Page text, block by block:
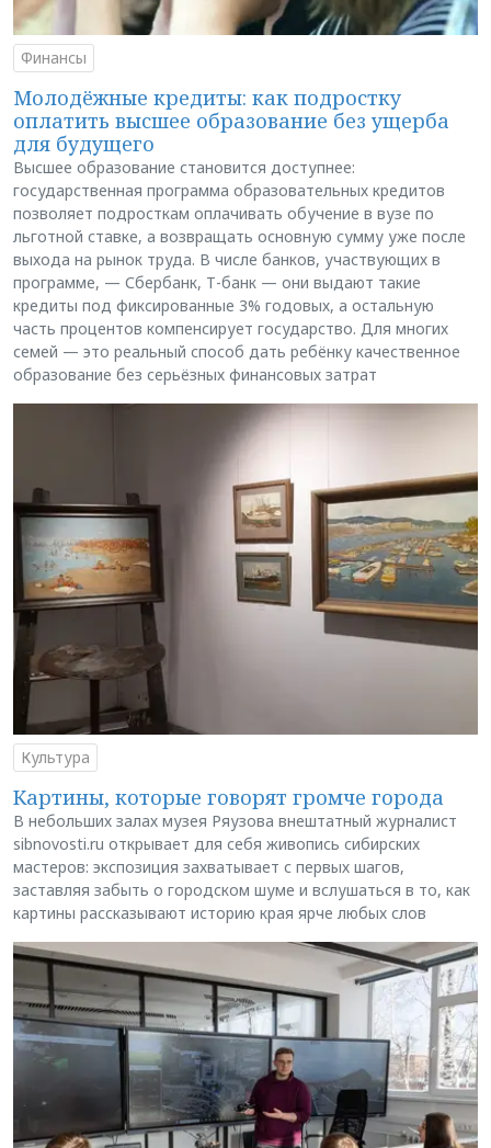
Финансы
Молодёжные кредиты: как подростку
оплатить высшее образование без ущерба
для будущего
Высшее образование становится доступнее:
государственная программа образовательных кредитов
позволяет подросткам оплачивать обучение в вузе по
льготной ставке, а возвращать основную сумму уже после
выхода на рынок труда. В числе банков, участвующих в
программе, — Сбербанк, Т-банк — они выдают такие
кредиты под фиксированные 3% годовых, а остальную
часть процентов компенсирует государство. Для многих
семей — это реальный способ дать ребёнку качественное
образование без серьёзных финансовых затрат
Культура
Картины, которые говорят громче города
В небольших залах музея Ряузова внештатный журналист
sibnovosti.ru открывает для себя живопись сибирских
мастеров: экспозиция захватывает с первых шагов,
заставляя забыть о городском шуме и вслушаться в то, как
картины рассказывают историю края ярче любых слов